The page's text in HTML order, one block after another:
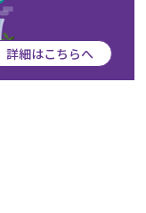
詳細はこちらへ